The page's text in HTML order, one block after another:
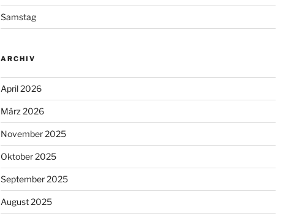
Samstag
ARCHIV
April 2026
März 2026
November 2025
Oktober 2025
September 2025
August 2025